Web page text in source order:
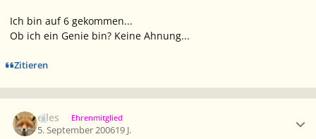
Ich bin auf 6 gekommen...
Ob ich ein Genie bin? Keine Ahnung...
Zitieren
elles Ehrenmitglied
5. September 200619 J.